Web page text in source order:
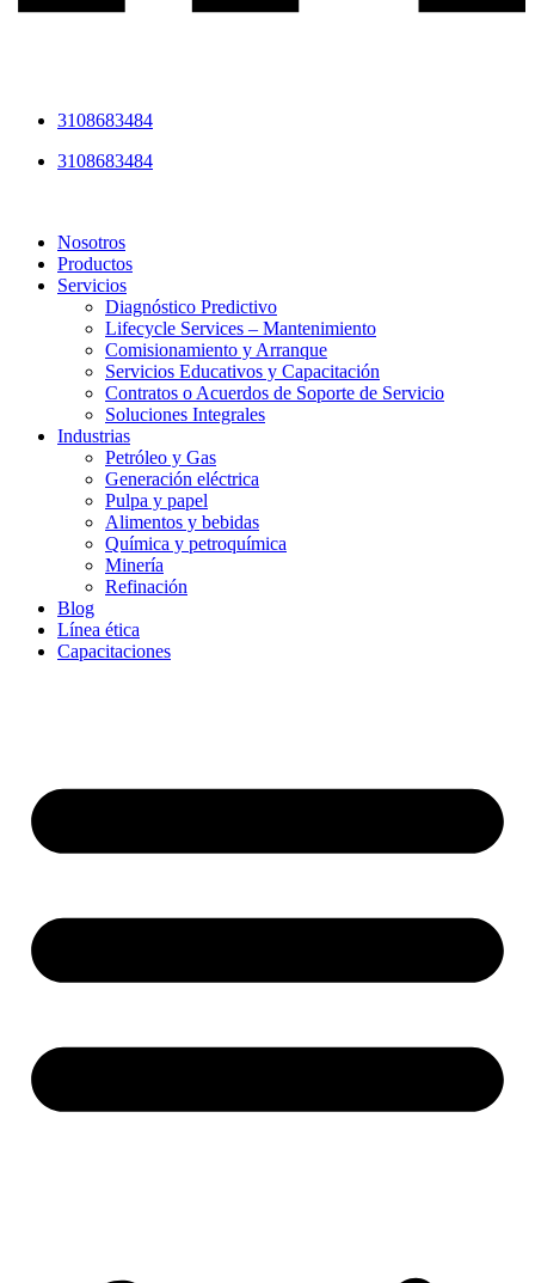
3108683484
3108683484
Nosotros
Productos
Servicios
Diagnóstico Predictivo
Lifecycle Services – Mantenimiento
Comisionamiento y Arranque
Servicios Educativos y Capacitación
Contratos o Acuerdos de Soporte de Servicio
Soluciones Integrales
Industrias
Petróleo y Gas
Generación eléctrica
Pulpa y papel
Alimentos y bebidas
Química y petroquímica
Minería
Refinación
Blog
Línea ética
Capacitaciones